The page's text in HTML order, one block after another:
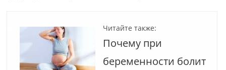
Читайте также:
Почему при
беременности болит